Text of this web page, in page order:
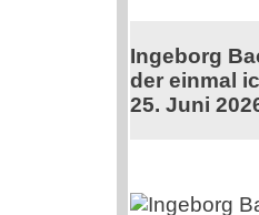
Ingeborg
der einmal
25. Juni